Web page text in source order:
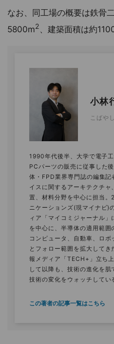
なお、同工場の概要は鉄骨
5800m2 、建築面積は約
小林
こばや
1990年代後半、大学で電子
PCパーツの販売に従事した
体・FPD業界専門誌の編集
イスに関するアーキテクチャ
置、材料分野を中心に担当
ニケーションズ(現マイナビ)
ィア「マイコミジャーナル
を中心に、半導体の適用範囲
コンピュータ、自動車、ロ
とフォロー範囲を拡大して
報メディア「TECH+」立ち
して以降も、技術の進化を肌
技術の変化をウォッチしてい
この著者の記事一覧はこちら